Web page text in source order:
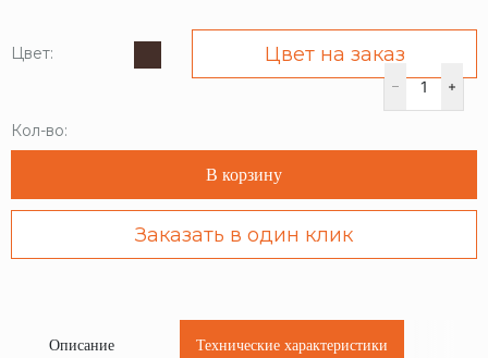
Цвет: Цвет на заказ
Кол-во:
В корзину
Заказать в один клик
Описание Технические характеристики